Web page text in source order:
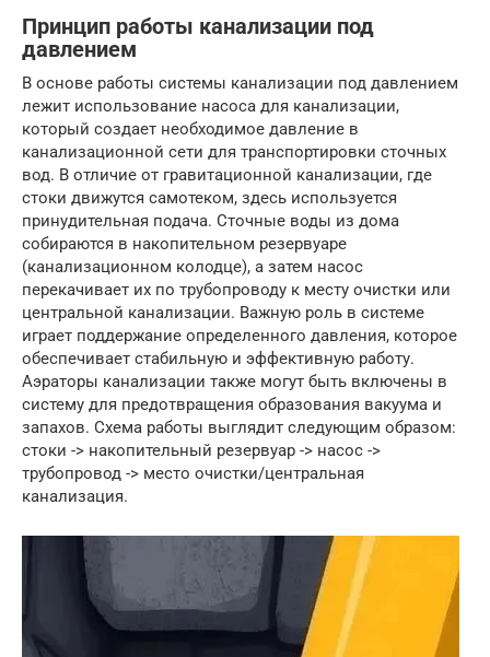
Принцип работы канализации под
давлением
В основе работы системы канализации под давлением
лежит использование насоса для канализации,
который создает необходимое давление в
канализационной сети для транспортировки сточных
вод. В отличие от гравитационной канализации, где
стоки движутся самотеком, здесь используется
принудительная подача. Сточные воды из дома
собираются в накопительном резервуаре
(канализационном колодце), а затем насос
перекачивает их по трубопроводу к месту очистки или
центральной канализации. Важную роль в системе
играет поддержание определенного давления, которое
обеспечивает стабильную и эффективную работу.
Аэраторы канализации также могут быть включены в
систему для предотвращения образования вакуума и
запахов. Схема работы выглядит следующим образом:
стоки -> накопительный резервуар -> насос ->
трубопровод -> место очистки/центральная
канализация.